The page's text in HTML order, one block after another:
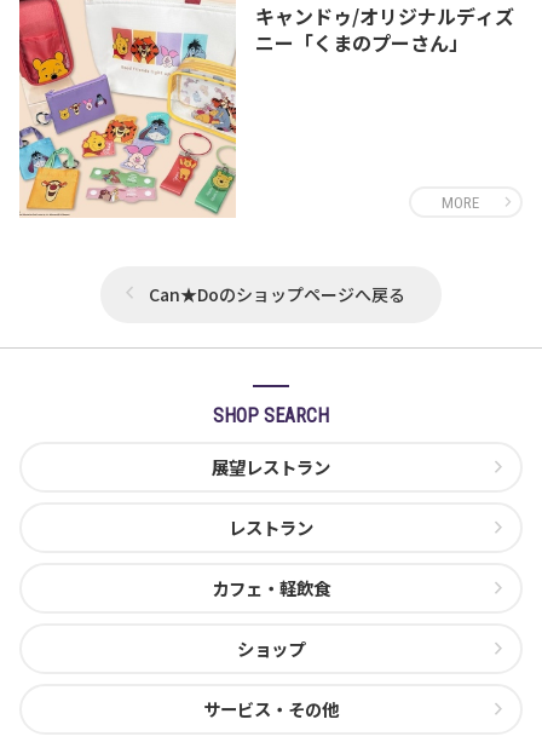
キャンドゥ/オリジナルディズ
ニー「くまのプーさん」
MORE
Can★Doのショップページへ戻る
SHOP SEARCH
展望レストラン
レストラン
カフェ・軽飲食
ショップ
サービス・その他